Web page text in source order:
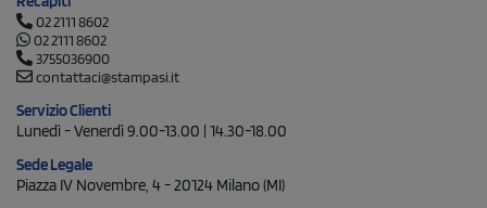
02 2111 8602
02 2111 8602
3755036900
contattaci@stampasi.it
Servizio Clienti
Lunedì - Venerdì 9.00-13.00 | 14.30-18.00
Sede Legale
Piazza IV Novembre, 4 - 20124 Milano (MI)